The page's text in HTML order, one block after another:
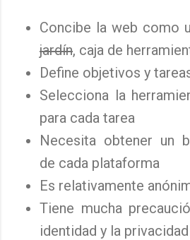
Concibe la web como
jardín, caja de
Define objetivos y
Selecciona la
para cada tarea
Necesita obtener un
de cada plataforma
Es relativamente
Tiene mucha
identidad y la privacidad